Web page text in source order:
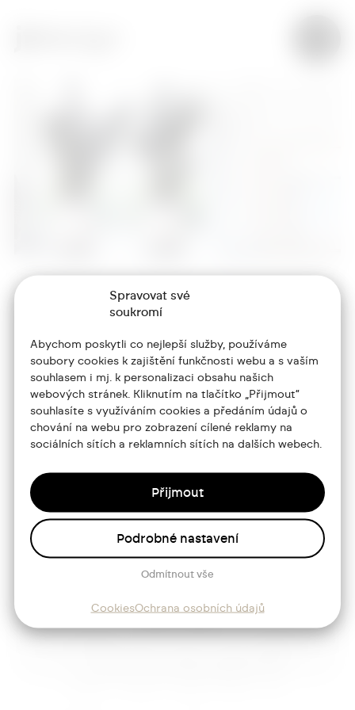
Spravovat své
soukromí
Abychom poskytli co nejlepší služby, používáme
soubory cookies k zajištění funkčnosti webu a s vaším
souhlasem i mj. k personalizaci obsahu našich
webových stránek. Kliknutím na tlačítko „Přijmout“
souhlasíte s využíváním cookies a předáním údajů o
chování na webu pro zobrazení cílené reklamy na
sociálních sítích a reklamních sítích na dalších webech.
Přijmout
Odmítnout vše
Podrobné nastavení
CookiesOchrana osobních údajů
Portfolio
O mně
Služby
Blog
Kontakt
+420 773 986 416
jtdesign@joseftrakal.cz
Sledujte mě
Josef